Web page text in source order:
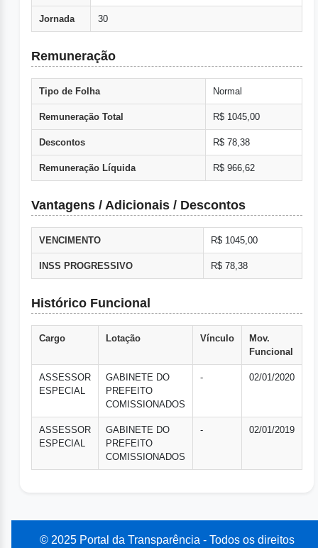
Jornada 30
Remuneração
Tipo de Folha Normal
Remuneração Total R$ 1045,00
Descontos R$ 78,38
Remuneração Líquida R$ 966,62
Vantagens / Adicionais / Descontos
VENCIMENTO R$ 1045,00
INSS PROGRESSIVO R$ 78,38
Histórico Funcional
Cargo Lotação Vínculo
Mov.
Funcional
ASSESSOR
ESPECIAL
GABINETE DO
PREFEITO
COMISSIONADOS
- 02/01/2020
ASSESSOR
ESPECIAL
GABINETE DO
PREFEITO
COMISSIONADOS
- 02/01/2019
© 2025 Portal da Transparência - Todos os direitos